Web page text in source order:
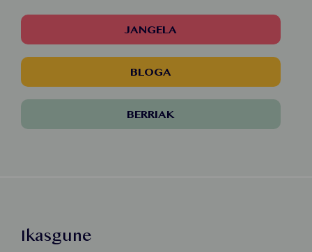
JANGELA
BLOGA
BERRIAK
Ikasgune